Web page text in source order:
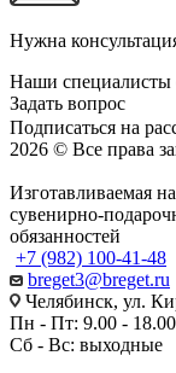
Нужна
Наши специалисты
Задать вопрос
Подписаться на
2026 © Все права
Изготавливаемая
сувенирно-
обязанностей
+7 (982) 100-41-48
breget3@breget.ru
Челябинск, ул.
Пн - Пт: 9.00 -
Сб - Вс: выходные